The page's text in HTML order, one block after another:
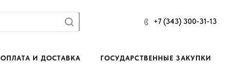
+7 (343) 300-31-13
ОПЛАТА И ДОСТАВКА ГОСУДАРСТВЕННЫЕ ЗАКУПКИ